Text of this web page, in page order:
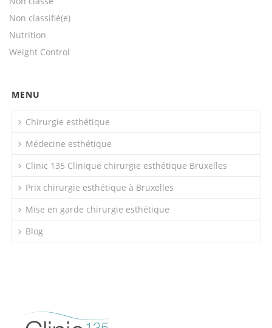
Non classifié(e)
Nutrition
Weight Control
MENU
Chirurgie esthétique
Médecine esthétique
Clinic 135 Clinique chirurgie esthétique Bruxelles
Prix chirurgie esthétique à Bruxelles
Mise en garde chirurgie esthétique
Blog